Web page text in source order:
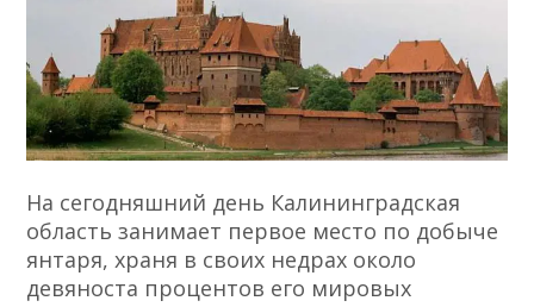
На сегодняшний день Калининградская
область занимает первое место по добыче
янтаря, храня в своих недрах около
девяноста процентов его мировых